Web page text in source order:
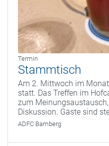
Termin
Stammtisch
Am 2. Mittwoch im
statt. Das Treffen im
zum
Diskussion. Gäste sind
ADFC Bamberg